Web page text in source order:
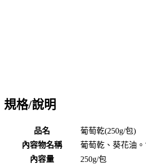
規格/說明
品名
葡萄乾(250g/包)
內容物名稱
葡萄乾、葵花油
內容量
250g/包